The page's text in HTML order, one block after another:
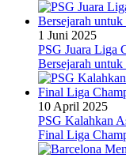
1 Juni 2025
PSG Juara Liga
Bersejarah
10 April 2025
PSG Kalahkan
Final Liga